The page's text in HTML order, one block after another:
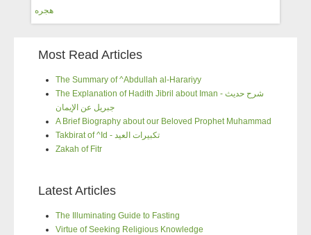
هجره
Most Read Articles
The Summary of ^Abdullah al-Harariyy
The Explanation of Hadith Jibril about Iman - شرح حديث
جبريل عن الإيمان
A Brief Biography about our Beloved Prophet Muhammad
Takbirat of ^Id - تكبيرات العيد
Zakah of Fitr
Latest Articles
The Illuminating Guide to Fasting
Virtue of Seeking Religious Knowledge